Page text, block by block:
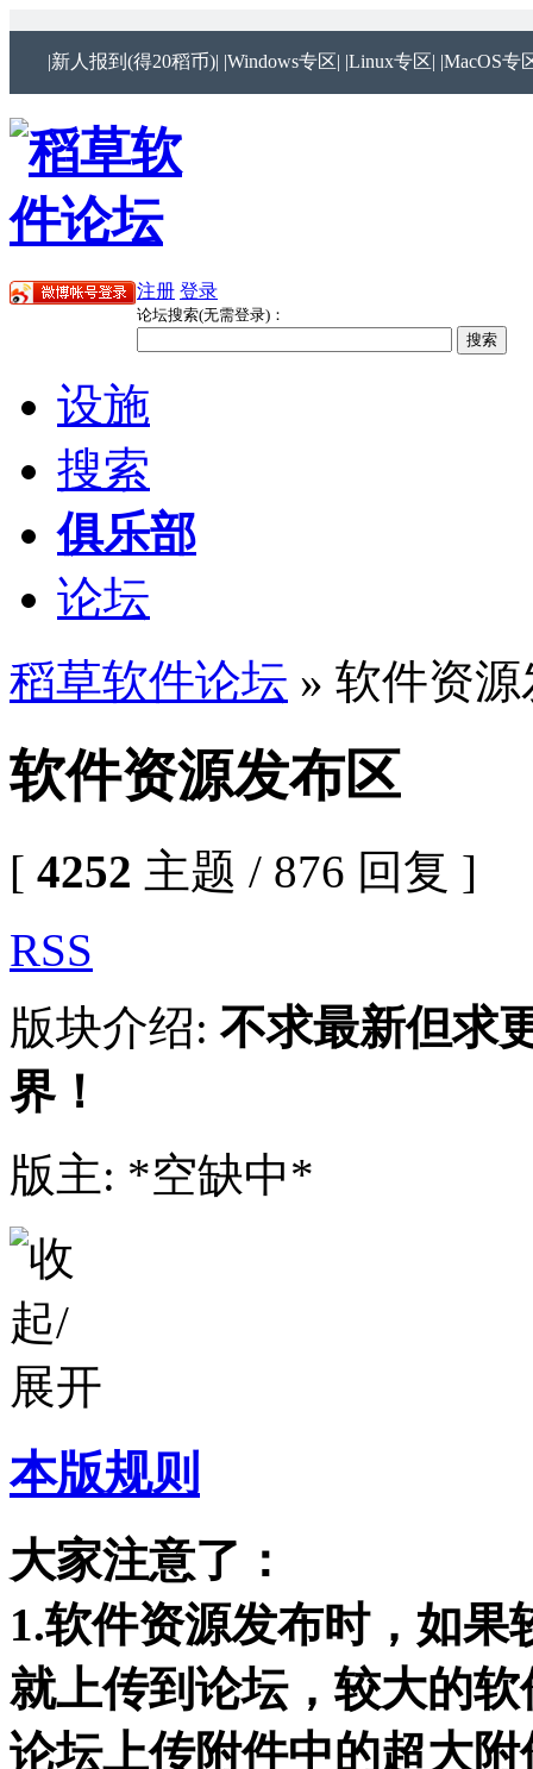
|新人报到(得20稻币)| |Windows专区| |Linux专区| |MacOS专
注册 登录
论坛搜索(无需登录)：
设施
搜索
俱乐部
论坛
稻草软件论坛 » 软件资
软件资源发布区
[ 4252 主题 / 876 回复 ]
RSS
版块介绍: 不求最新但求
界！
版主: *空缺中*
本版规则
大家注意了：
1.软件资源发布时，如
就上传到论坛，较大的
论坛上传附件中的超大